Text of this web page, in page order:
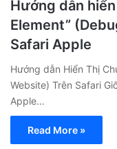
Hướng dẫn
Element”
Safari Apple
Hướng dẫn Hiển Thị
Website) Trên Safari
Apple…
Read More »